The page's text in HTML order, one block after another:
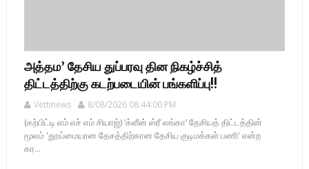
அத்தம’ தேசிய துப்பரவு தின நிகழ்ச்சித்
திட்டத்திற்கு கடற்படையின் பங்களிப்பு!!
Vettinews 8/08/2026 08:44:00 PM
(கற்பிட்டி எம் எச் எம் சியாஜ்) ‘க்ளீன் ஸ்ரீ லங்கா’ தேசியத் திட்டத்தின்
மூலம் 'தூய்மையான தேசத்திற்கான தேசிய குடிமக்கள் பணி' என்ற
கர...